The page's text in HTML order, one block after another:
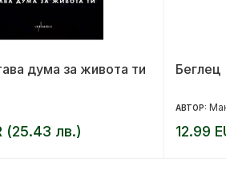
дума за живота ти
(25.43 лв.)
Беглец
АВТОР:
12.99